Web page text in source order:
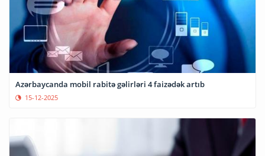
Azərbaycanda mobil rabitə gəlirləri 4 faizədək artıb
15-12-2025